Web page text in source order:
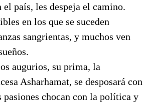
el país, les despeja el camino.
en los que se suceden
sangrientas, y muchos ven
augurios, su prima, la
Asharhamat, se desposará con
pasiones chocan con la política y